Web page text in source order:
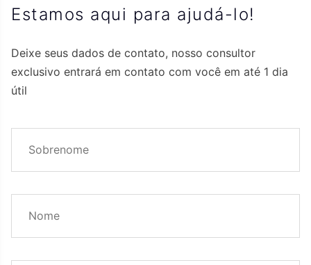
Estamos aqui para ajudá-lo!
Deixe seus dados de contato, nosso consultor
exclusivo entrará em contato com você em até 1 dia
útil